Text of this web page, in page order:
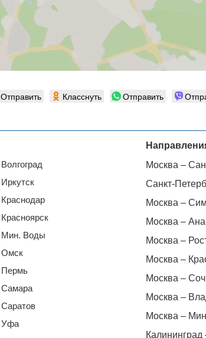
Отправить Класснуть Отправить
Волгоград
Иркутск
Краснодар
Красноярск
Мин. Воды
Омск
Пермь
Самара
Саратов
Уфа
Москва –
Санкт-
Москва –
Москва –
Москва –
Москва –
Москва –
Москва –
Москва –
Калининград